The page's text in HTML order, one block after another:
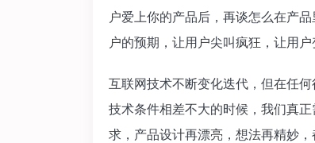
户爱上你的产品后，再谈怎么在产
户的预期，让用户尖叫疯狂，让用户
互联网技术不断变化迭代，但在任
技术条件相差不大的时候，我们真
求，产品设计再漂亮，想法再精妙